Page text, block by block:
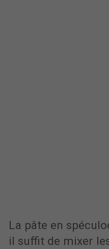
La pâte en
il suffit de mixer